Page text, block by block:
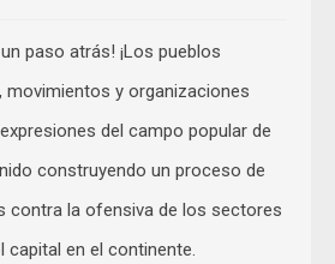
paso atrás! ¡Los pueblos
movimientos y organizaciones
del campo popular de
construyendo un proceso de
contra la ofensiva de los sectores
capital en el continente.